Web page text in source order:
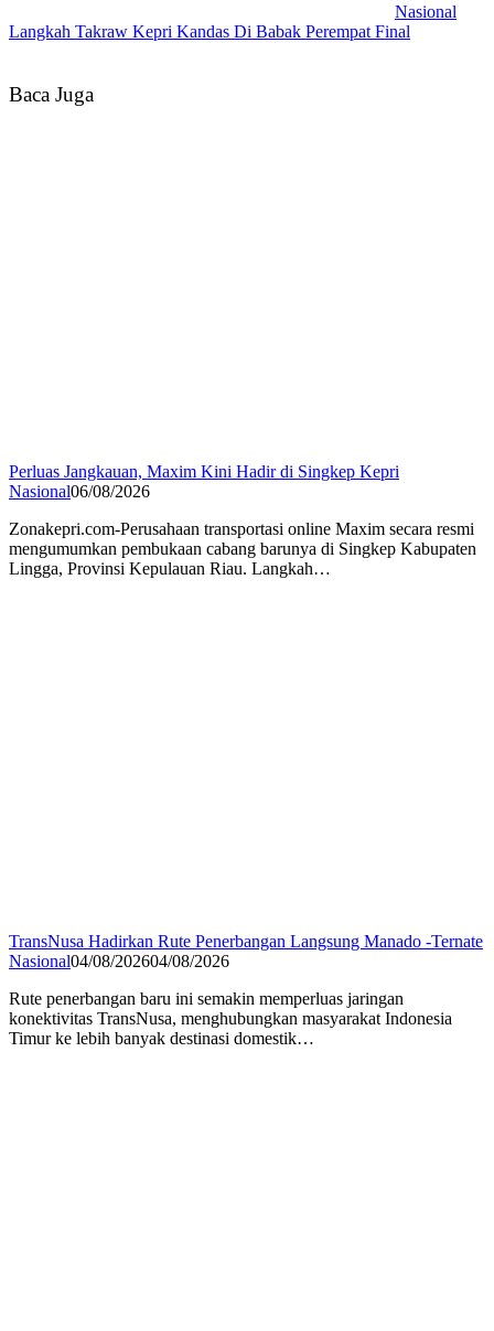
Nasional
Langkah Takraw Kepri Kandas Di Babak Perempat Final
Baca Juga
Perluas Jangkauan, Maxim Kini Hadir di Singkep Kepri
Nasional06/08/2026
Zonakepri.com-Perusahaan transportasi online Maxim secara resmi
mengumumkan pembukaan cabang barunya di Singkep Kabupaten
Lingga, Provinsi Kepulauan Riau. Langkah…
TransNusa Hadirkan Rute Penerbangan Langsung Manado -Ternate
Nasional04/08/202604/08/2026
Rute penerbangan baru ini semakin memperluas jaringan
konektivitas TransNusa, menghubungkan masyarakat Indonesia
Timur ke lebih banyak destinasi domestik…